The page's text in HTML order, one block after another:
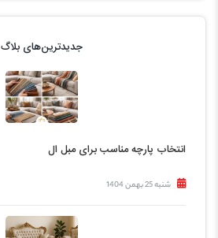
جدیدترین‌های بلاگ
انتخاب پارچه مناسب برای مبل ال
شنبه 25 بهمن 1404